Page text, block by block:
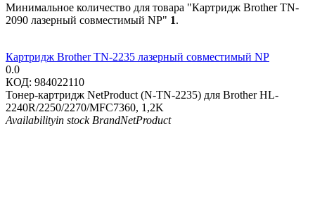
Минимальное количество для товара "Картридж Brother TN-
2090 лазерный совместимый NP" 1.
Картридж Brother TN-2235 лазерный совместимый NP
0.0
КОД: 984022110
Тонер-картридж NetProduct (N-TN-2235) для Brother HL-
2240R/2250/2270/MFC7360, 1,2K
Availabilityin stock BrandNetProduct